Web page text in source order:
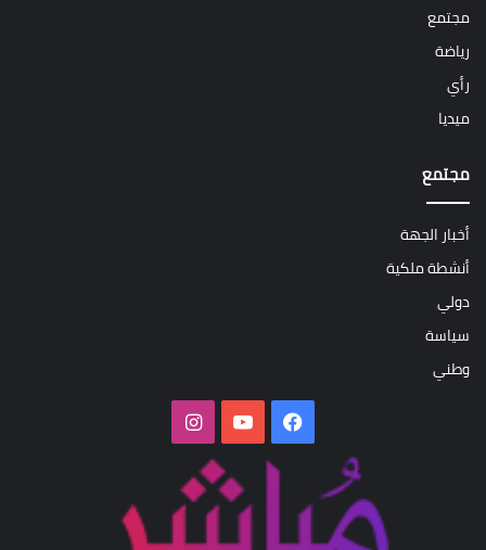
مجتمع
رياضة
رأي
ميديا
مجتمع
أخبار الجهة
أنشطة ملكية
دولي
سياسة
وطني
فيسبوك‫YouTubeانستقرام